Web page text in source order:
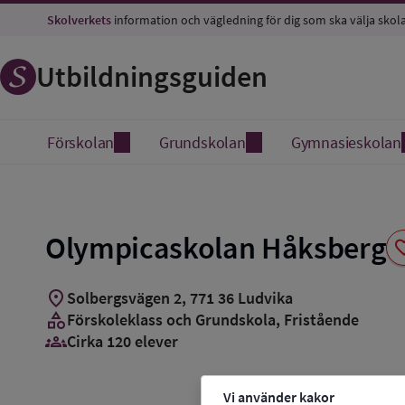
Vi använder kakor
Skolverkets information och vägledning för dig som ska välja
Utbildningsguiden
Förskolan Grundskolan Gymnasieskolan
Olympicaskolan Håksberg
Spara
location_on Solbergsvägen 2, 771 36 Ludvika
categoryFörskoleklass och Grundskola, Fristående
groups_3Cirka 120 elever